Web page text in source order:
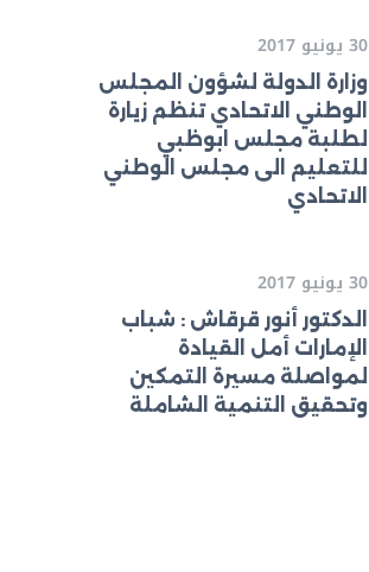
30 يونيو 2017
وزارة الدولة لشؤون المجلس
الوطني الاتحادي تنظم زيارة
لطلبة مجلس ابوظبي
للتعليم الى مجلس الوطني
الاتحادي
30 يونيو 2017
الدكتور أنور قرقاش : شباب
الإمارات أمل القيادة
لمواصلة مسيرة التمكين
وتحقيق التنمية الشاملة